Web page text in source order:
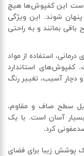
این کفپوش‌ها هیچ
شوند. این ویژگی
بمانند و به راحتی
استفاده از مواد
استاندارد
و دچار آسیب، تغییر رنگ
سطح صاف و مقاوم،
آسان است. با یک
کرد.
پوشش زیبا برای فضای